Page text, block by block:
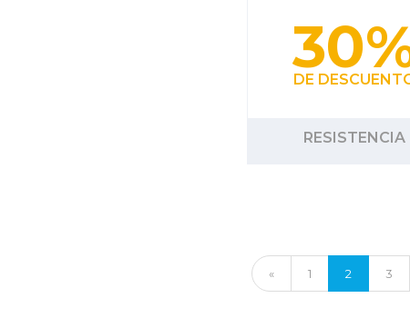
DE
RESISTENCIA
« 1 2 3